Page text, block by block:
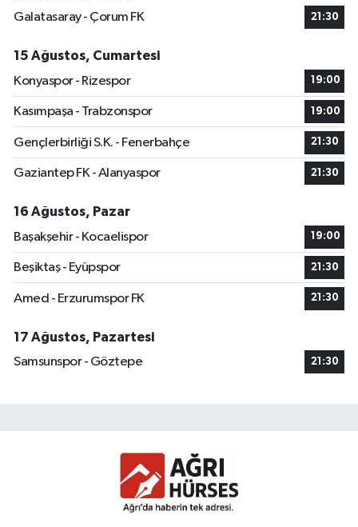
Galatasaray - Çorum FK
21:30
15 Ağustos, Cumartesi
Konyaspor - Rizespor
19:00
Kasımpaşa - Trabzonspor 19:00
Gençlerbirliği S.K. - Fenerbahçe 21:30
Gaziantep FK - Alanyaspor 21:30
16 Ağustos, Pazar
Başakşehir - Kocaelispor
19:00
Beşiktaş - Eyüpspor 21:30
Amed - Erzurumspor FK 21:30
17 Ağustos, Pazartesi
Samsunspor - Göztepe
21:30